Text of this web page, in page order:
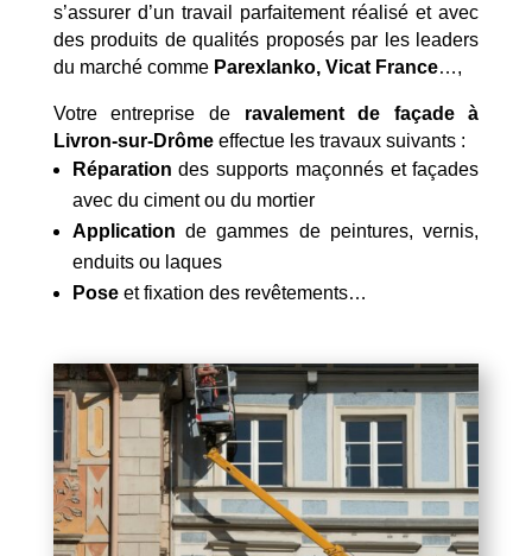
s’assurer d’un travail parfaitement réalisé et avec
des produits de qualités proposés par les leaders
du marché comme Parexlanko, Vicat France…,
Votre entreprise de ravalement de façade à
Livron-sur-Drômeeffectue les travaux suivants :
Réparation des supports maçonnés et façades
avec du ciment ou du mortier
Application de gammes de peintures, vernis,
enduits ou laques
Poseet fixation des revêtements…